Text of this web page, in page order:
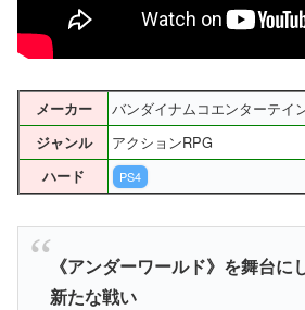
メーカー バンダイナムコエンターテイ
ジャンル アクションRPG
ハード PS4
《アンダーワールド》を舞台に
新たな戦い